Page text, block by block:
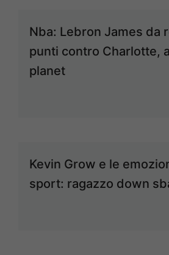
Nba: Lebron James da
punti contro Charlotte,
planet
Kevin Grow e le
sport: ragazzo down